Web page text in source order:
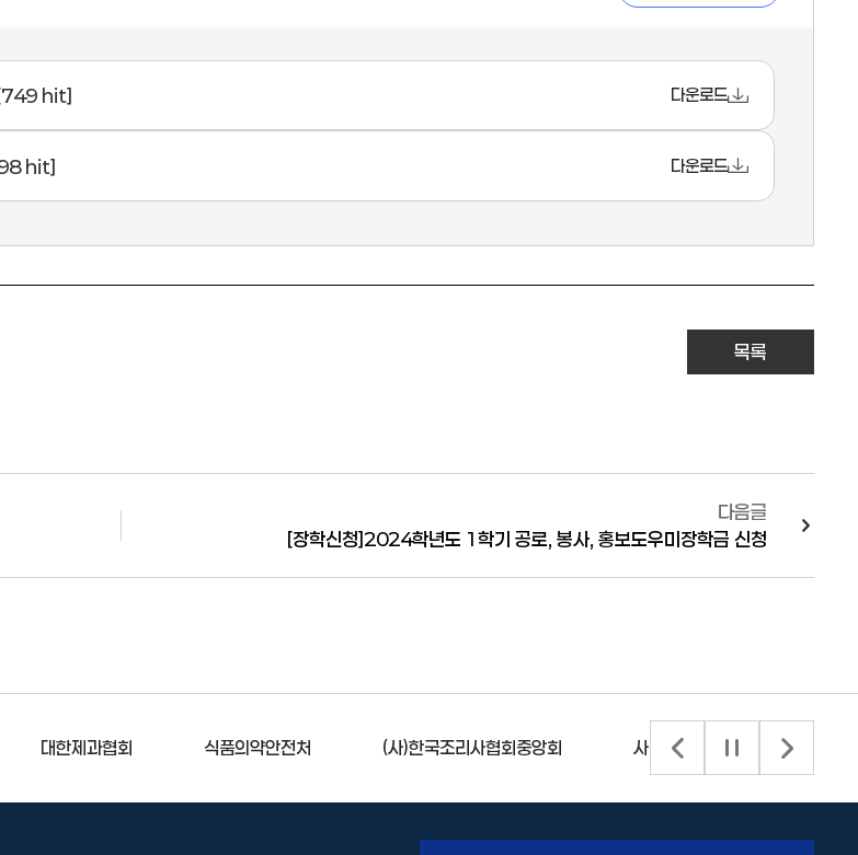
hit] 다운로드
hit] 다운로드
목록
다음글
[장학신청]2024학년도 1학기 공로, 봉사, 홍보도우미장학금 신청
식품의약안전처 (사)한국조리사협회중앙회 사단법인 한국커피협회 대한제과협회
배너 이전 슬라이드
배너 슬라이드 정
배너 다음